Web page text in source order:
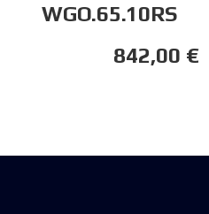
WGO.65.10RS
842,00 €